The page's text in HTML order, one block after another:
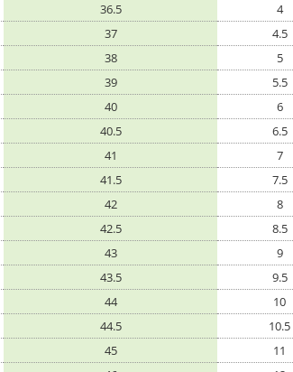
36.5 4
37 4.5
38 5
39 5.5
40 6
40.5 6.5
41 7
41.5 7.5
42 8
42.5 8.5
43 9
43.5 9.5
44 10
44.5 10.5
45 11